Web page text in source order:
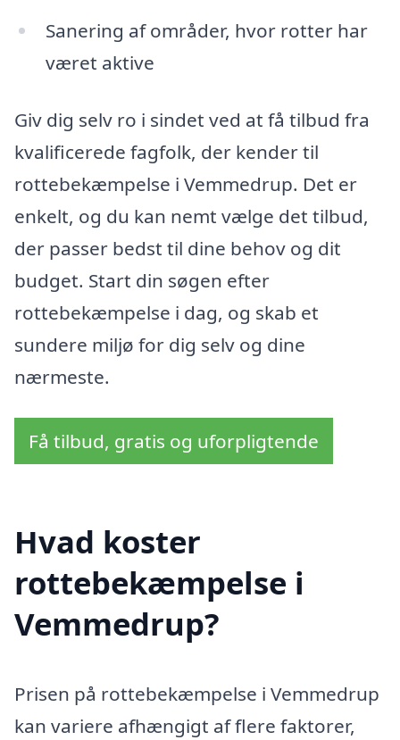
Sanering af områder, hvor rotter har
været aktive
Giv dig selv ro i sindet ved at få tilbud fra
kvalificerede fagfolk, der kender til
rottebekæmpelse i Vemmedrup. Det er
enkelt, og du kan nemt vælge det tilbud,
der passer bedst til dine behov og dit
budget. Start din søgen efter
rottebekæmpelse i dag, og skab et
sundere miljø for dig selv og dine
nærmeste.
Få tilbud, gratis og uforpligtende
Hvad koster
rottebekæmpelse i
Vemmedrup?
Prisen på rottebekæmpelse i Vemmedrup
kan variere afhængigt af flere faktorer,